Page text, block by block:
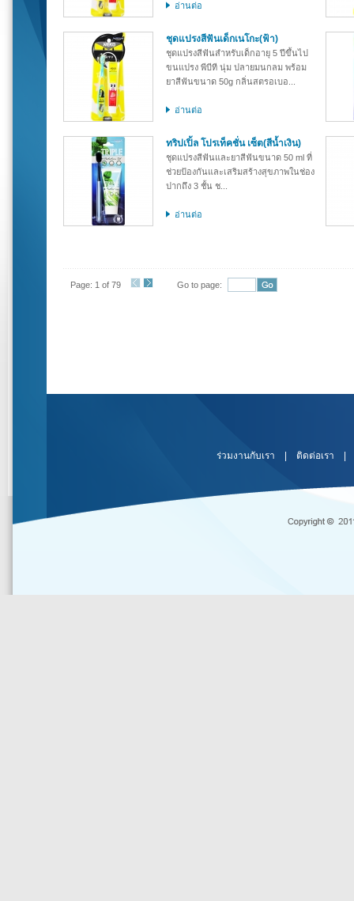
อ่านต่อ
ชุดแปรงสีฟันเด็กเนโกะ(ฟ้า)
ชุดแปรงสีฟันสำหรับเด็กอายุ 5 ปีขึ้นไป
ขนแปรง พีบีที นุ่ม ปลายมนกลม พร้อม
ยาสีฟันขนาด 50g กลิ่นสตรอเบอ...
อ่านต่อ
ทริปเปิ้ล โปรเท็คชั่น เซ็ต(สีน้ำเงิน)
ชุดแปรงสีฟันและยาสีฟันขนาด 50 ml ที่
ช่วยป้องกันและเสริมสร้างสุขภาพในช่อง
ปากถึง 3 ชั้น ช...
อ่านต่อ
Page: 1 of 79 Go to page:
ร่วมงานกับเรา ติดต่อเรา